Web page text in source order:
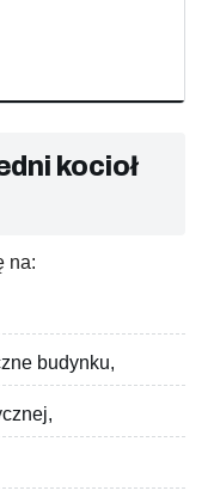
kocioł
na:
budynku,